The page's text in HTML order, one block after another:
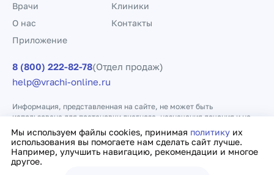
Мы используем файлы cookies, принимая политику их
использования вы помогаете нам сделать сайт лучше.
Например, улучшить навигацию, рекомендации и многое
другое.
Врачи
Клиники
О нас
Контакты
Приложение
8 (800) 222-82-78(Отдел продаж)
help@vrachi-online.ru
Информация, представленная на сайте, не может быть
использована для постановки диагноза, назначения лечения и не
заменяет прием врача.
Политика конфиденциальности Договор оферты